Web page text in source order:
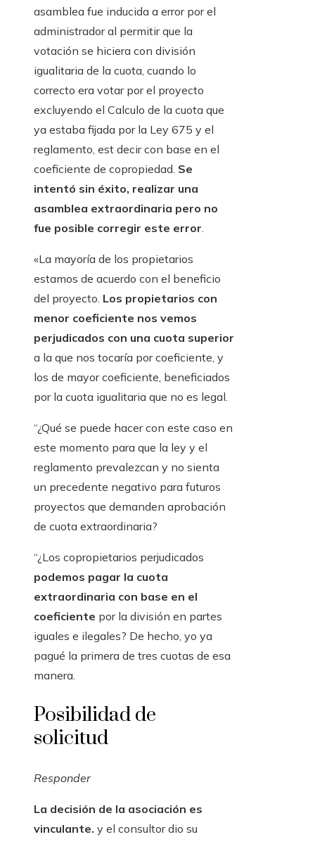
asamblea fue inducida a error por el
administrador al permitir que la
votación se hiciera con división
igualitaria de la cuota, cuando lo
correcto era votar por el proyecto
excluyendo el Calculo de la cuota que
ya estaba fijada por la Ley 675 y el
reglamento, est decir con base en el
coeficiente de copropiedad. Se
intentó sin éxito, realizar una
asamblea extraordinaria pero no
fue posible corregir este error.
«La mayoría de los propietarios
estamos de acuerdo con el beneficio
del proyecto. Los propietarios con
menor coeficiente nos vemos
perjudicados con una cuota superior
a la que nos tocaría por coeficiente, y
los de mayor coeficiente, beneficiados
por la cuota igualitaria que no es legal.
“¿Qué se puede hacer con este caso en
este momento para que la ley y el
reglamento prevalezcan y no sienta
un precedente negativo para futuros
proyectos que demanden aprobación
de cuota extraordinaria?
“¿Los copropietarios perjudicados
podemos pagar la cuota
extraordinaria con base en el
coeficiente por la división en partes
iguales e ilegales? De hecho, yo ya
pagué la primera de tres cuotas de esa
manera.
Posibilidad de
solicitud
Responder
La decisión de la asociación es
vinculante. y el consultor dio su